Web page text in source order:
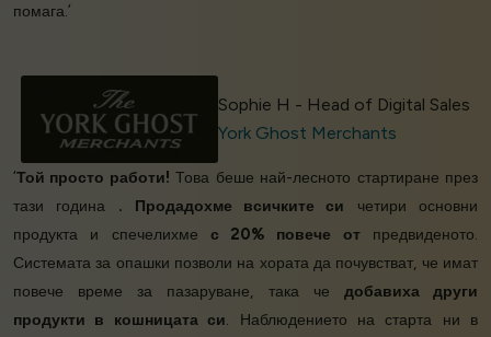
помага.’
Sophie H - Head of Digital Sales
York Ghost Merchants
‘Той просто работи! Това беше най-лесното стартиране през
тази година . Продадохме всичките си четири основни
продукта и спечелихме с 20% повече отпредвиденото.
Системата за опашки позволи на хората да почувстват, че имат
повече време за пазаруване, така че добавиха други
продукти в кошницата си. Наблюдението на старта ни в